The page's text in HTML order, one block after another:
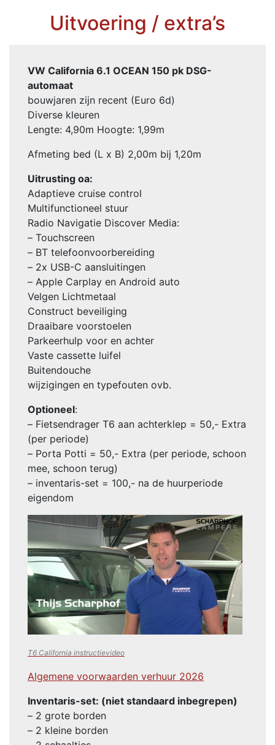
Uitvoering / extra’s
VW California 6.1 OCEAN 150 pk DSG-
automaat
bouwjaren zijn recent (Euro 6d)
Diverse kleuren
Lengte: 4,90m Hoogte: 1,99m
Afmeting bed (L x B) 2,00m bij 1,20m
Uitrusting oa:
Adaptieve cruise control
Multifunctioneel stuur
Radio Navigatie Discover Media:
– Touchscreen
– BT telefoonvoorbereiding
– 2x USB-C aansluitingen
– Apple Carplay en Android auto
Velgen Lichtmetaal
Construct beveiliging
Draaibare voorstoelen
Parkeerhulp voor en achter
Vaste cassette luifel
Buitendouche
wijzigingen en typefouten ovb.
Optioneel:
– Fietsendrager T6 aan achterklep = 50,- Extra
(per periode)
– Porta Potti = 50,- Extra (per periode, schoon
mee, schoon terug)
– inventaris-set = 100,- na de huurperiode
eigendom
T6 California instructievideo
Algemene voorwaarden verhuur 2026
Inventaris-set: (niet standaard inbegrepen)
– 2 grote borden
– 2 kleine borden